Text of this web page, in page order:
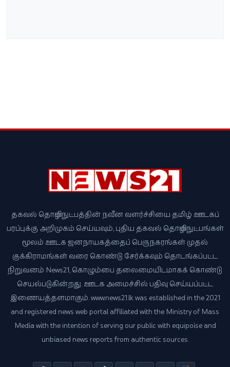
தகவல் தொழில்நுட்பத்தின் நவீன வளர்ச்சியை தமிழ் ஊடகப்
பரப்புக்கு அறிமுகம் செய்யவும், புதிய தகவல் தொழில்நுட்பங்கள்
மூலம் ஊடக ஜனநாயகத்தைப் பெருநகரங்கள் முதல்
குக்கிராமங்கள் வரை கொண்டு சேர்க்கவும் தொடங்கப்பட்ட
நிறுவனம் News21, கொழும்பை தலைமையிடமாகக் கொண்டு
செயல்படுகின்றது. ஊடக அமைச்சில் பதிவு செய்யப்பட்ட
இணையத்தளமாகும். www.news21.lk was established in the 2021
and registered news web portal affiliated with the Ministry of Mass
Media with the intention of serving our public with equipoise and
unbiased news reports from authentic sources.